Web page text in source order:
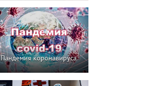
Пандемия коронавируса